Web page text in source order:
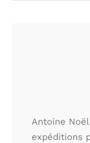
Antoine
expéditions